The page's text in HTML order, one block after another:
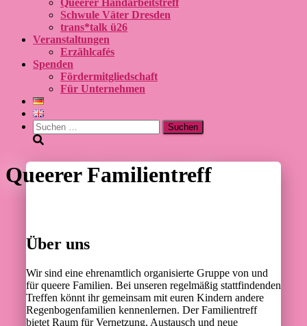
Queerer Handarbeitstreff
Schwule Väter Dresden
trans*talk ü26
Veranstaltungen
Erzählcafés
Spenden
Fördermitgliedschaft
Für Unternehmen
Suchen
nach:
Queerer Familientreff
Über uns
Wir sind eine ehrenamtlich organisierte Gruppe von und
für queere Familien. Bei unseren regelmäßig stattfindenden
Treffen könnt ihr gemeinsam mit euren Kindern andere
Regenbogenfamilien kennenlernen. Der Familientreff
bietet Raum für Vernetzung, Austausch und neue